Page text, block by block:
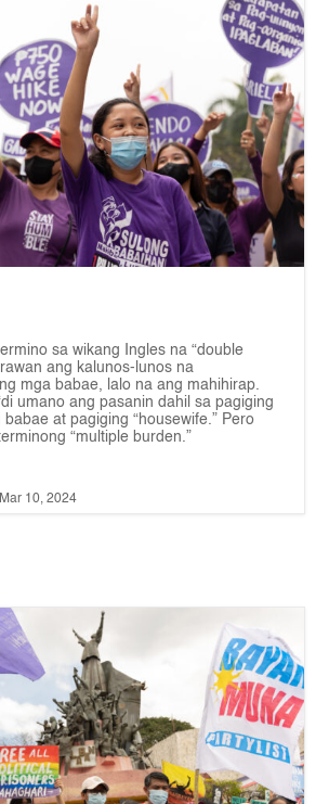
sa wikang Ingles na “double
ang kalunos-lunos na
mga babae, lalo na ang mahihirap.
umano ang pasanin dahil sa pagiging
at pagiging “housewife.” Pero
“multiple burden.”
Mar 10, 2024